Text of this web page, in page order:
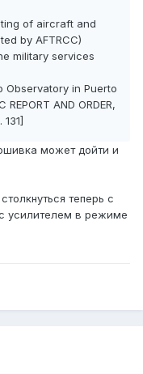
of aircraft and
by AFTRCC)
military services
Observatory in Puerto
AND ORDER,
может дойти и
теперь с
усилителем в режиме